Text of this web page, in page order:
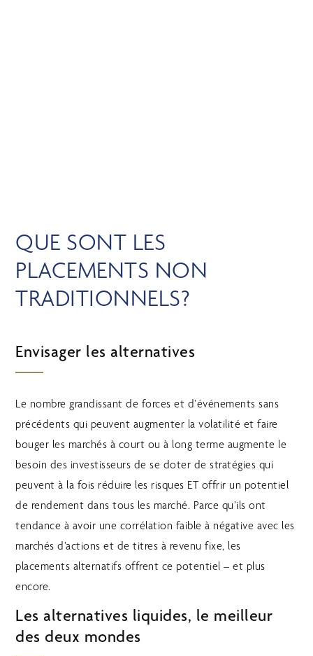
QUE SONT LES
PLACEMENTS NON
TRADITIONNELS?
Envisager les alternatives
Le nombre grandissant de forces et d’événements sans
précédents qui peuvent augmenter la volatilité et faire
bouger les marchés à court ou à long terme augmente le
besoin des investisseurs de se doter de stratégies qui
peuvent à la fois réduire les risques ET offrir un potentiel
de rendement dans tous les marché. Parce qu’ils ont
tendance à avoir une corrélation faible à négative avec les
marchés d’actions et de titres à revenu fixe, les
placements alternatifs offrent ce potentiel – et plus
encore.
Les alternatives liquides, le meilleur
des deux mondes